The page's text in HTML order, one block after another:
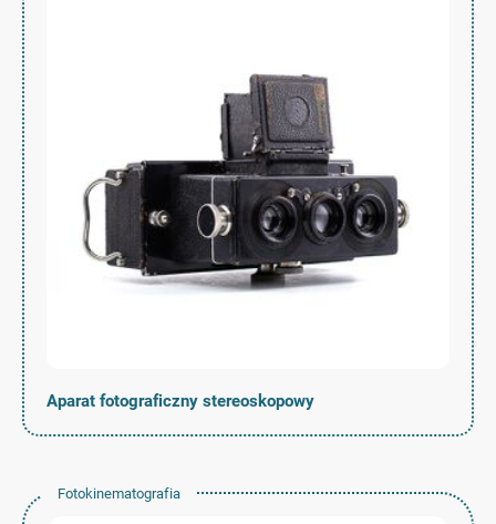
Aparat fotograficzny stereoskopowy
Fotokinematografia